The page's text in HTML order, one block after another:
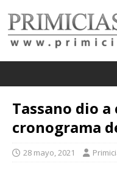
Tassano dio a
cronograma
28 mayo, 2021